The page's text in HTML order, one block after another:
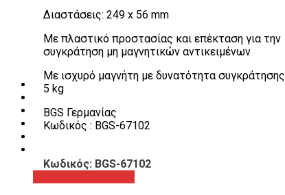
Εργαλεία Χειρός
Εργαλεία φρένων
Εργαλεία χειρός συνεργείου
Διάφορα Είδη Φανοποιείου
Αναλώσιμα Είδη Συνεργείου
ΚΑΤΑΛΟΓΟΣ
DOWNLOADS
VIDEO & ΝΕΑ
ΕΠΙΚΟΙΝΩΝΙΑ
Διαστάσεις: 249 x 56 mm
Με πλαστικό προστασίας και επέκταση για την
συγκράτηση μη μαγνητικών αντικειμένων
Με ισχυρό μαγνήτη με δυνατότητα συγκράτησης
5 kg
BGS Γερμανίας
Κωδικός : BGS-67102
Κωδικός: BGS-67102